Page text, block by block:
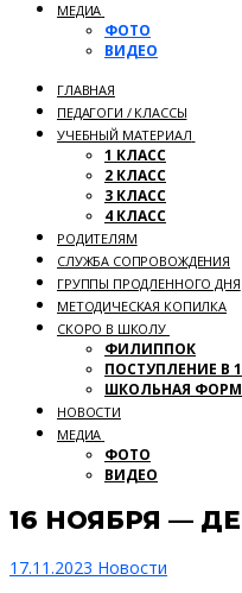
МЕДИА
ФОТО
ВИДЕО
ГЛАВНАЯ
ПЕДАГОГИ / КЛАССЫ
УЧЕБНЫЙ МАТЕРИАЛ
1 КЛАСС
2 КЛАСС
3 КЛАСС
4 КЛАСС
РОДИТЕЛЯМ
СЛУЖБА СОПРОВОЖДЕНИЯ
ГРУППЫ ПРОДЛЕННОГО ДНЯ
МЕТОДИЧЕСКАЯ КОПИЛКА
СКОРО В ШКОЛУ
ФИЛИППОК
ПОСТУПЛЕНИЕ В
ШКОЛЬНАЯ
НОВОСТИ
МЕДИА
ФОТО
ВИДЕО
16 НОЯБРЯ —
17.11.2023 Новости